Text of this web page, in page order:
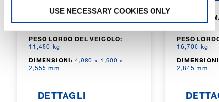
USE NECESSARY COOKIES ONLY
10,000 kg
PESO LORDO DEL VEICOLO:
11,450 kg
DIMENSIONI: 4,980 x 1,900 x
2,555 mm
DETTAGLI
CAPACITÀ
16,000 kg
PESO
16,700 kg
2,845 mm